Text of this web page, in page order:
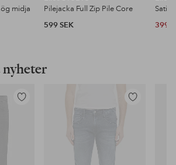
midja
Pilejacka Full Zip Pile Core
599 SEK
399
Lägg
Lägg